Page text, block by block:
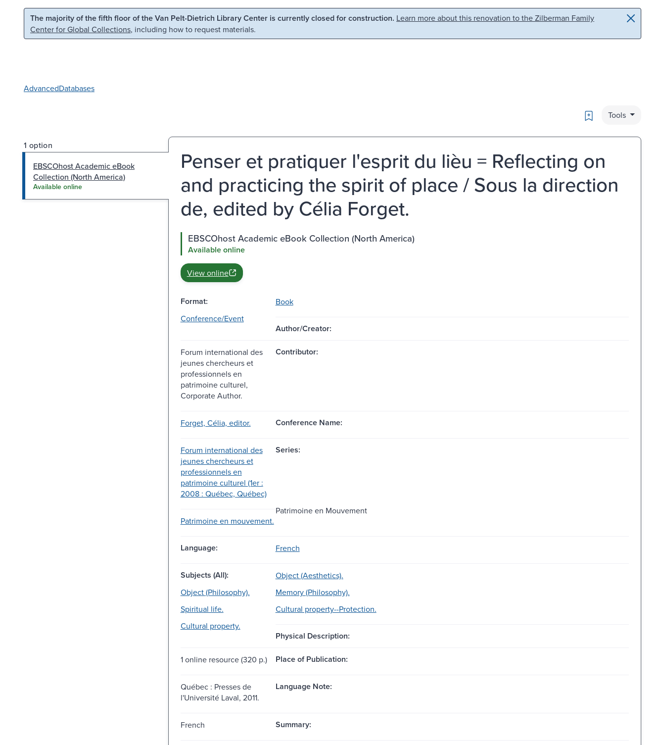
Skip to main content Skip to search
The majority of the fifth floor of the Van Pelt-Dietrich Library Center is currently closed for construction. Learn more about this renovation to the Zilberman Family
Center for Global Collections, including how to request materials.
AdvancedDatabases
Bookmark
Tools
1 option
EBSCOhost Academic eBook
Collection (North America)
Available online
Penser et pratiquer l'esprit du lièu = Reflecting on
and practicing the spirit of place / Sous la direction
de, edited by Célia Forget.
EBSCOhost Academic eBook Collection (North America)
Available online
View online
Format:
Book
Conference/Event
Author/Creator:
Forum international des
jeunes chercheurs et
professionnels en
patrimoine culturel,
Corporate Author.
Contributor:
Forget, Célia, editor. Conference Name:
Forum international des
jeunes chercheurs et
professionnels en
patrimoine culturel (1er :
2008 : Québec, Québec)
Series:
Patrimoine en mouvement.
Patrimoine en Mouvement
Language: French
Subjects (All):
Object (Aesthetics).
Object (Philosophy).
Memory (Philosophy).
Spiritual life.
Cultural property--Protection.
Cultural property.
Physical Description:
1 online resource (320 p.) Place of Publication:
Québec : Presses de
l'Université Laval, 2011.
Language Note:
French Summary: